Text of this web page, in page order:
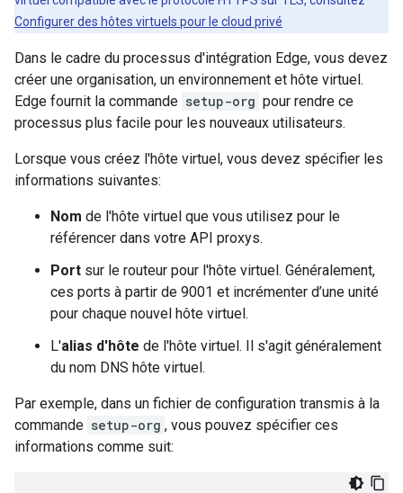
Configurer des hôtes virtuels pour le cloud privé
Dans le cadre du processus d'intégration Edge, vous devez
créer une organisation, un environnement et hôte virtuel.
Edge fournit la commande setup-org pour rendre ce
processus plus facile pour les nouveaux utilisateurs.
Lorsque vous créez l'hôte virtuel, vous devez spécifier les
informations suivantes:
Nom de l'hôte virtuel que vous utilisez pour le
référencer dans votre API proxys.
Port sur le routeur pour l'hôte virtuel. Généralement,
ces ports à partir de 9001 et incrémenter d’une unité
pour chaque nouvel hôte virtuel.
L'alias d'hôte de l'hôte virtuel. Il s'agit généralement
du nom DNS hôte virtuel.
Par exemple, dans un fichier de configuration transmis à la
commande setup-org , vous pouvez spécifier ces
informations comme suit: